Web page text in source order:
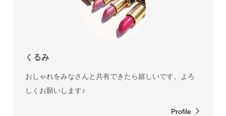
くるみ
おしゃれをみなさんと共有できたら嬉しいです。よろ
しくお願いします♪
Profile